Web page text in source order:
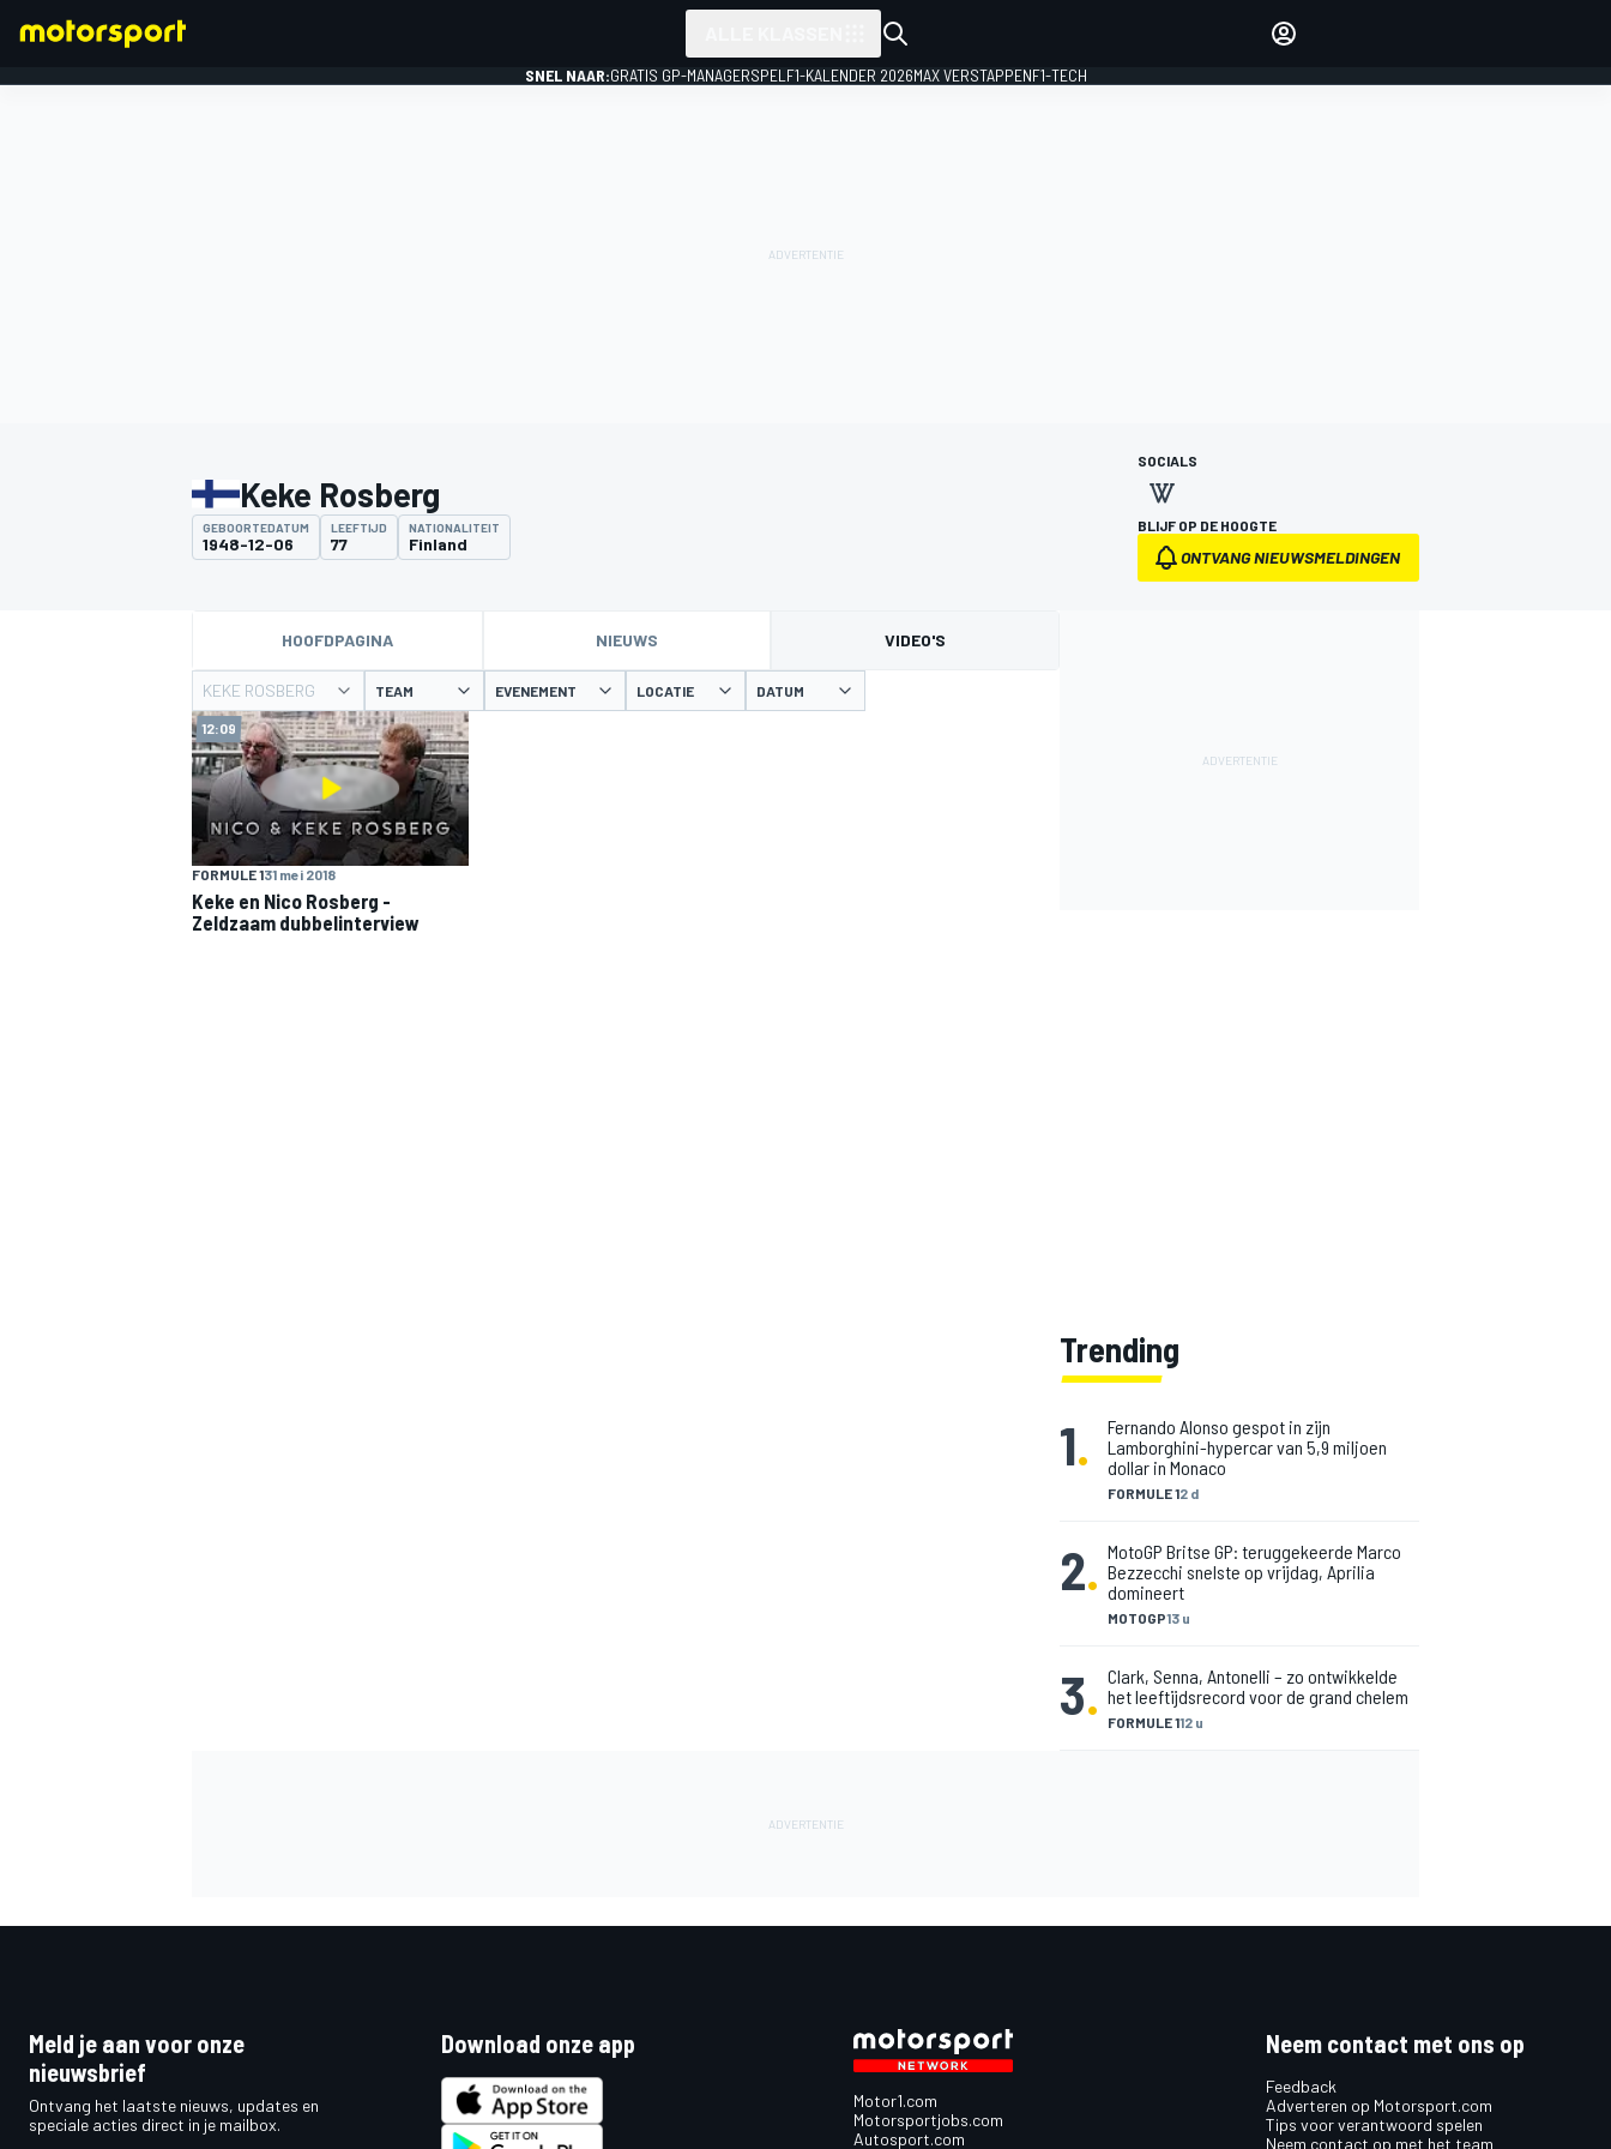
MOTOGP
SNEL NAAR:GRATIS GP-MANAGERSPEL F1-KALENDER 2026MAX VERSTAPPENF1-TECH
Keke Rosberg
GEBOORTEDATUM
1948-12-06
LEEFTIJD
77
NATIONALITEIT
Finland
SOCIALS
BLIJF OP DE HOOGTE
ONTVANG NIEUWSMELDINGEN
HOOFDPAGINA NIEUWS VIDEO'S
KEKE ROSBERG TEAM EVENEMENT LOCATIE DATUM
12:09
FORMULE 131 mei 2018
Keke en Nico Rosberg -
Zeldzaam dubbelinterview
Trending
1.
FORMULE 12 d
Fernando Alonso gespot in zijn
Lamborghini-hypercar van 5,9 miljoen
dollar in Monaco
2.
MOTOGP13 u
MotoGP Britse GP: teruggekeerde Marco
Bezzecchi snelste op vrijdag, Aprilia
domineert
3. FORMULE 112 u
Clark, Senna, Antonelli – zo ontwikkelde
het leeftijdsrecord voor de grand chelem
Meld je aan voor onze
nieuwsbrief
Ontvang het laatste nieuws, updates en
speciale acties direct in je mailbox.
Download onze app
Motor1.com
Motorsportjobs.com
Autosport.com
Neem contact met ons op
Feedback
Adverteren op Motorsport.com
Tips voor verantwoord spelen
Neem contact op met het team